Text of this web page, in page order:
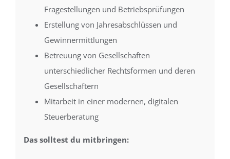
Fragestellungen und Betriebsprüfungen
Erstellung von Jahresabschlüssen und
Gewinnermittlungen
Betreuung von Gesellschaften
unterschiedlicher Rechtsformen und deren
Gesellschaftern
Mitarbeit in einer modernen, digitalen
Steuerberatung
Das solltest du mitbringen: